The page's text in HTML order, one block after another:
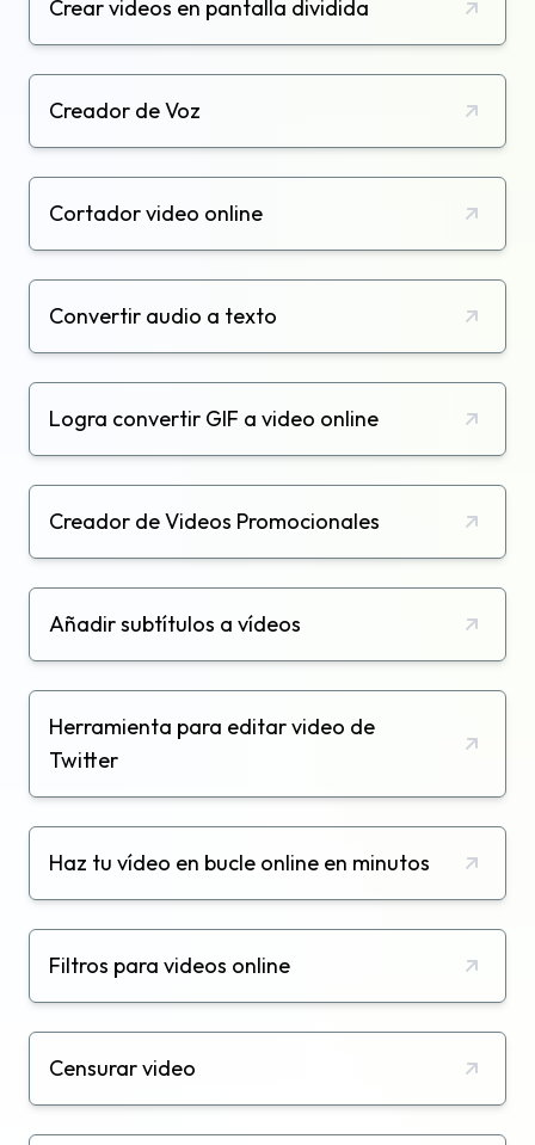
Crear videos en pantalla dividida
Creador de Voz
Cortador video online
Convertir audio a texto
Logra convertir GIF a video online
Creador de Videos Promocionales
Añadir subtítulos a vídeos
Herramienta para editar video de
Twitter
Haz tu vídeo en bucle online en minutos
Filtros para videos online
Censurar video